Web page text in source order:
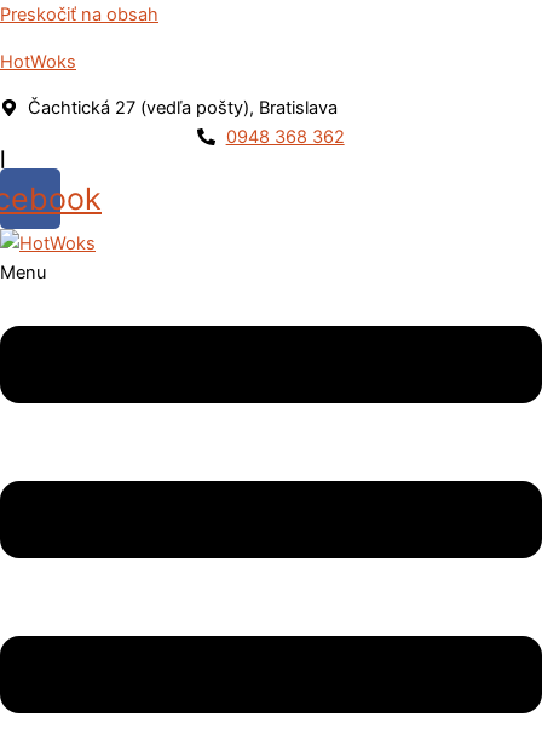
Preskočiť na obsah
HotWoks
Čachtická 27 (vedľa pošty), Bratislava
0948 368 362
Menu